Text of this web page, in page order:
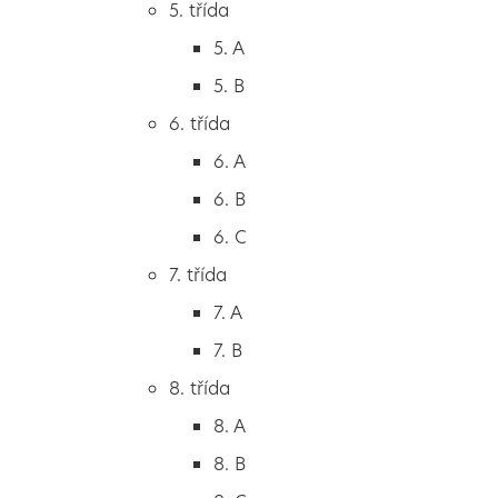
2. B
3. A
4. A
5. A
5. třída
5. A
5. B
6. třída
6. A
6. B
6. C
7. třída
7. A
7. B
8. třída
8. A
8. B